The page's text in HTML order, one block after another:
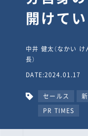
輔塾・前
山田真輔（やまだ し
長）
DATE:2023.09.08
カルチャー